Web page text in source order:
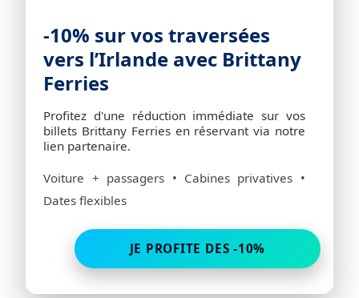
-10% sur vos traversées
vers l’Irlande avec Brittany
Ferries
Profitez d'une réduction immédiate sur vos
billets Brittany Ferries en réservant via notre
lien partenaire.
Voiture + passagers • Cabines privatives •
Dates flexibles
JE PROFITE DES -10%